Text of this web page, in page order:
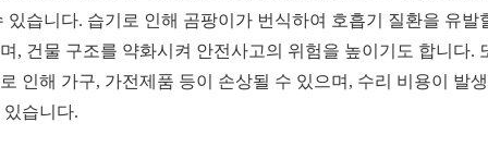
있습니다. 습기로 인해 곰팡이가 번식하여 호흡기 질환을 유발
, 건물 구조를 약화시켜 안전사고의 위험을 높이기도 합니다.
인해 가구, 가전제품 등이 손상될 수 있으며, 수리 비용이 발
있습니다.